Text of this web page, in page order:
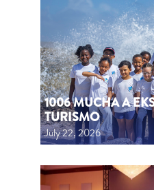
1006 MUCHA A
TURISMO
July 22, 2026